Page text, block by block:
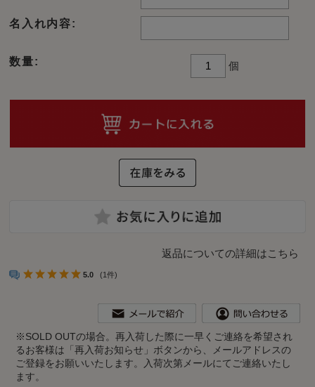
名入れ内容:
数量: 個
返品についての詳細はこちら
5.0 (1件)
※SOLD OUTの場合。再入荷した際に一早くご連絡を希望され
るお客様は「再入荷お知らせ」ボタンから、メールアドレスの
ご登録をお願いいたします。入荷次第メールにてご連絡いたし
ます。